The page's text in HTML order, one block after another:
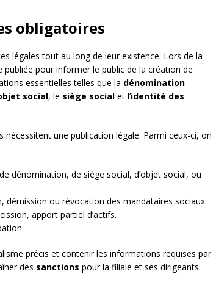
obligatoires
légales tout au long de leur existence. Lors de la
pour informer le public de la création de
essentielles telles que la dénomination
social, le siège social et l’identité des
nécessitent une publication légale. Parmi ceux-ci, on
dénomination, de siège social, d’objet social, ou
démission ou révocation des mandataires sociaux.
apport partiel d’actifs.
précis et contenir les informations requises par
des sanctions pour la filiale et ses dirigeants.